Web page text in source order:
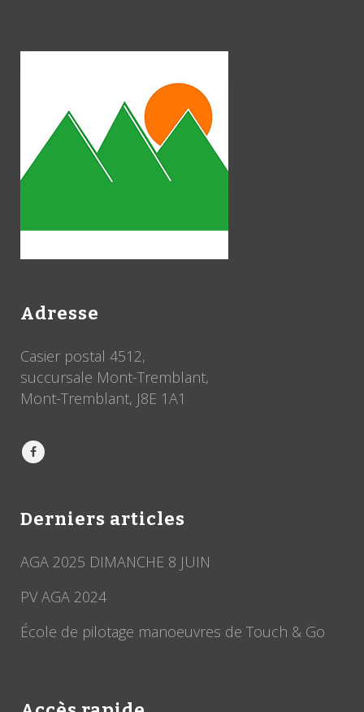
Adresse
Casier postal 4512,
succursale Mont-Tremblant,
Mont-Tremblant, J8E 1A1
Derniers articles
AGA 2025 DIMANCHE 8 JUIN
PV AGA 2024
École de pilotage manoeuvres de Touch & Go